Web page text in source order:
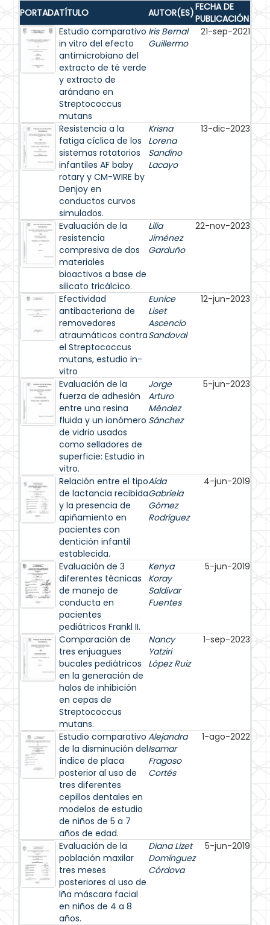
PORTADATÍTULO AUTOR(ES)FECHA DE
PUBLICACIÓN
Estudio comparativo
in vitro del efecto
antimicrobiano del
extracto de té verde
y extracto de
arándano en
Streptococcus
mutans
Iris Bernal
Guillermo
21-sep-2021
Resistencia a la
fatiga cíclica de los
sistemas rotatorios
infantiles AF baby
rotary y CM-WIRE by
Denjoy en
conductos curvos
simulados.
Krisna
Lorena
Sandino
Lacayo
13-dic-2023
Evaluación de la
resistencia
compresiva de dos
materiales
bioactivos a base de
silicato tricálcico.
Lilia
Jiménez
Garduño
22-nov-2023
Efectividad
antibacteriana de
removedores
atraumáticos contra
el Streptococcus
mutans, estudio in-
vitro
Eunice
Liset
Ascencio
Sandoval
12-jun-2023
Evaluación de la
fuerza de adhesión
entre una resina
fluida y un ionómero
de vidrio usados
como selladores de
superficie: Estudio in
vitro.
Jorge
Arturo
Méndez
Sánchez
5-jun-2023
Relación entre el tipo
de lactancia recibida
y la presencia de
apiñamiento en
pacientes con
dentición infantil
establecida.
Aida
Gabriela
Gómez
Rodríguez
4-jun-2019
Evaluación de 3
diferentes técnicas
de manejo de
conducta en
pacientes
pediátricos Frankl II.
Kenya
Koray
Saldivar
Fuentes
5-jun-2019
Comparación de
tres enjuagues
bucales pediátricos
en la generación de
halos de inhibición
en cepas de
Streptococcus
mutans.
Nancy
Yatziri
López Ruiz
1-sep-2023
Estudio comparativo
de la disminución del
índice de placa
posterior al uso de
tres diferentes
cepillos dentales en
modelos de estudio
de niños de 5 a 7
años de edad.
Alejandra
Isamar
Fragoso
Cortés
1-ago-2022
Evaluación de la
población maxilar
tres meses
posteriores al uso de
lña máscara facial
en niños de 4 a 8
años.
Diana Lizet
Domínguez
Córdova
5-jun-2019